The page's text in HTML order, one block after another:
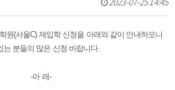
원(서울C) 재입학 신청을 아래와 같이 안내하오니
는 분들의 많은 신청 바랍니다.
-아 래-